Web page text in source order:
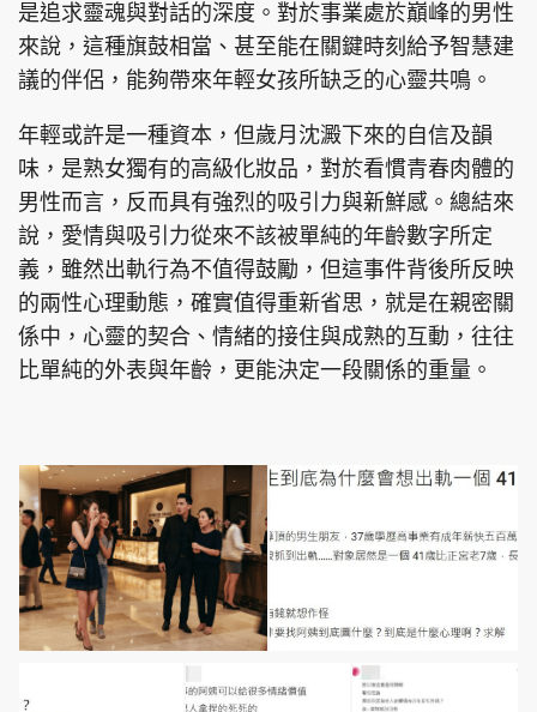
是追求靈魂與對話的深度。對於事業處於巔峰的男性
來說，這種旗鼓相當、甚至能在關鍵時刻給予智慧建
議的伴侶，能夠帶來年輕女孩所缺乏的心靈共鳴。
年輕或許是一種資本，但歲月沈澱下來的自信及韻
味，是熟女獨有的高級化妝品，對於看慣青春肉體的
男性而言，反而具有強烈的吸引力與新鮮感。總結來
說，愛情與吸引力從來不該被單純的年齡數字所定
義，雖然出軌行為不值得鼓勵，但這事件背後所反映
的兩性心理動態，確實值得重新省思，就是在親密關
係中，心靈的契合、情緒的接住與成熟的互動，往往
比單純的外表與年齡，更能決定一段關係的重量。